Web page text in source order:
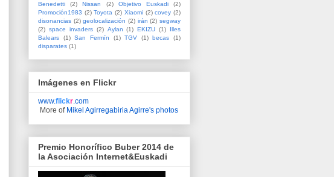
Benedetti
(2) Nissan (2) Objetivo Euskadi
(2)
Promoción1983 (2) Toyota (2) Xiaomi (2) covey (2)
disonancias (2) geolocalización (2) irán (2) segway
(2) space invaders (2) Aylan (1) EKIZU (1)
Illes
Balears
(1) San Fermín (1) TGV (1) becas
(1)
disparates (1)
Imágenes en Flickr
www.flickr .com
More of Mikel Agirregabiria Agirre's photos
Premio Honorífico Buber 2014 de
la Asociación Internet&Euskadi